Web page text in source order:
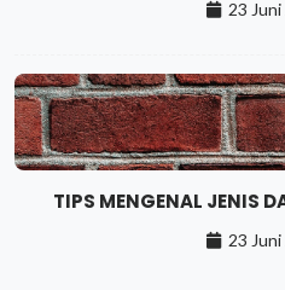
23
TIPS MENGENAL JENIS
23